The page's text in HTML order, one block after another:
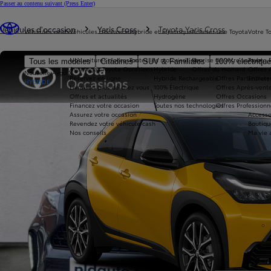
Passer au contenu suivant (Press Enter)
Véhicules neufs
Tous les modèles Citadines SUV & Familiales 100%
Nouvelle Aygo X
HYBRIDE
Véhicules d'occasion
Nos voitures d'occasion
Avantages Toyota Occasions
Réservez en ligne
Livraison près de chez vous
Offres et actualités
Financez votre occasion
Assurez votre occasion
Revendez votre véhicule cash
Nos conseils
Hybride et électrique
Toutes les motorisations
Hybride
Hybride Rechargeable
100% Électrique
Hydrogène
Toutes nos technologies
Acheter une Toyota
Reprise de votre voiture
Offres du moment
Offres Après-
Offres Occasions
Offres
Votre
Toyota
Offres
Ma vie
Véhicules d'occasion Yaris Cross Toyota Yaris Cross